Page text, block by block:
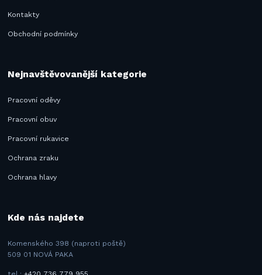
Kontakty
Obchodní podmínky
Nejnavštěvovanější kategorie
Pracovní oděvy
Pracovní obuv
Pracovní rukavice
Ochrana zraku
Ochrana hlavy
Kde nás najdete
Komenského 398 (naproti poště)
509 01 NOVÁ PAKA